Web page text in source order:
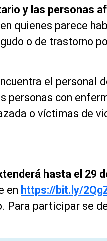
y las personas
quienes parece
o de trastorno
el personal
personas con
o víctimas de
hasta el 29
en https://bit.ly/
Para participar se